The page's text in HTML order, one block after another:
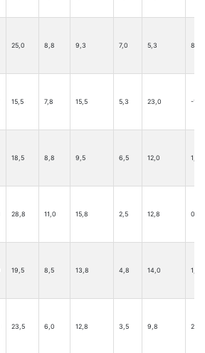
25,0 8,8 9,3 7,0 5,3 8,5
15,5 7,8 15,5 5,3 23,0 -1,5
18,5 8,8 9,5 6,5 12,0 1,0
28,8 11,0 15,8 2,5 12,8 0,5
19,5 8,5 13,8 4,8 14,0 1,0
23,5 6,0 12,8 3,5 9,8 2,0